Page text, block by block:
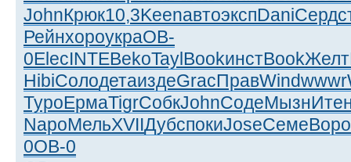
JohnКрюк10,3KeenавтоэкспDaniСерд
РейнхороукраOB-
0ElecINTEBekoTaylBookинстBookЖелт
HibiСолодетаиздеGracПравWindwwwr
ТуроЕрмаTigrСобкJohnСодеМызн
NapoМельXVIIДубспокиJoseСемеВоро
0OB-0